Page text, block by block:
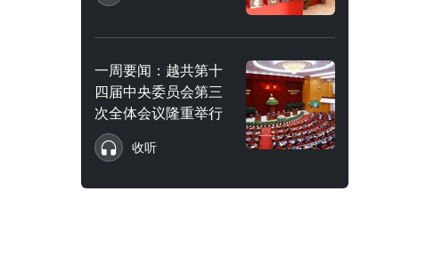
一周要闻：越共第十
四届中央委员会第三
次全体会议隆重举行
收听